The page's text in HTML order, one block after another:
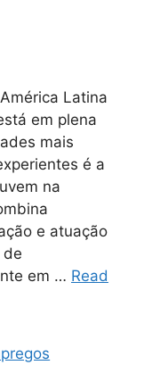
Latina
em plena
mais
é a
na
e atuação
de
em … Read